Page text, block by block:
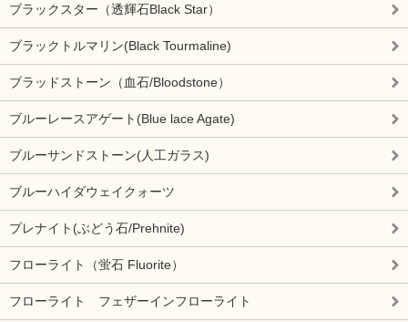
ブラックスター（透輝石Black Star）
ブラックトルマリン(Black Tourmaline)
ブラッドストーン（血石/Bloodstone）
ブルーレースアゲート(Blue lace Agate)
ブルーサンドストーン(人工ガラス)
ブルーハイダウェイクォーツ
プレナイト(ぶどう石/Prehnite)
フローライト（蛍石 Fluorite）
フローライト フェザーインフローライト